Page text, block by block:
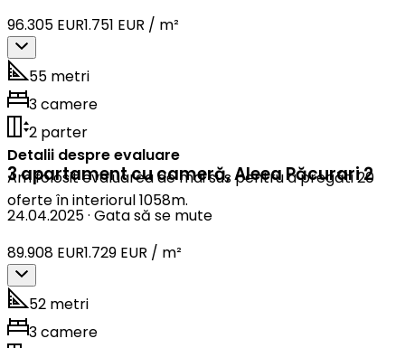
96.305 EUR1.751 EUR / m²
55 metri
3 camere
2 parter
Detalii despre evaluare
Am folosit evaluarea de mai sus pentru a pregăti 20
oferte în interiorul 1058m.
3 apartament cu cameră,Aleea Păcurari 2
24.04.2025· Gata să se mute
89.908 EUR1.729 EUR / m²
52 metri
3 camere